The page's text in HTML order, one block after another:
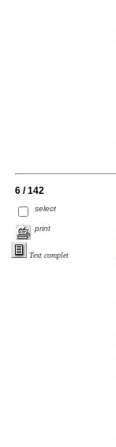
6 / 142
select
print
Text complet